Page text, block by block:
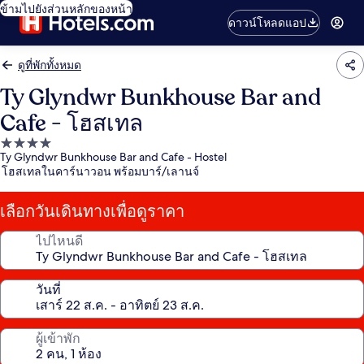
ข้ามไปยังส่วนหลักของหน้า
ดาวน์โหลดแอป
ดูที่พักทั้งหมด
Ty Glyndwr Bunkhouse Bar and
Cafe - โฮสเทล
ที่พัก
4.0
Ty Glyndwr Bunkhouse Bar and Cafe - Hostel
โฮสเทลในคาร์นาวอน พร้อมบาร์/เลานจ์
เลือกวันเดินทางเพื่อดูราคา
ไปไหนดี
วันที่
ผู้เข้าพัก